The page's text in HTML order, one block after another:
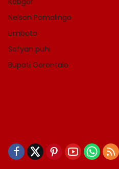
Nelson Pomalingo
Limboto
Sofyan puhi
Bupati Gorontalo